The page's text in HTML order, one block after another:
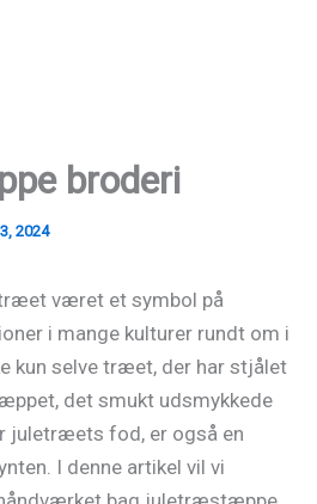
broderi
2024
været et symbol på
i mange kulturer rundt om i
kun selve træet, der har stjålet
det smukt udsmykkede
juletræets fod, er også en
I denne artikel vil vi